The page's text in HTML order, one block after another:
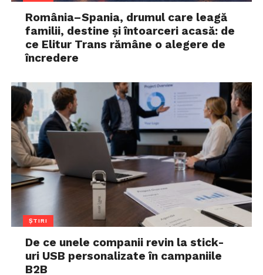
România–Spania, drumul care leagă
familii, destine și întoarceri acasă: de
ce Elitur Trans rămâne o alegere de
încredere
ȘTIRI
De ce unele companii revin la stick-
uri USB personalizate în campaniile
B2B